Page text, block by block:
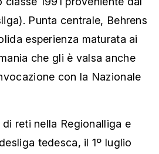
Punta centrale, Behrens
esperienza maturata ai
che gli è valsa anche
con la Nazionale
reti nella Regionalliga e
tedesca, il 1º luglio